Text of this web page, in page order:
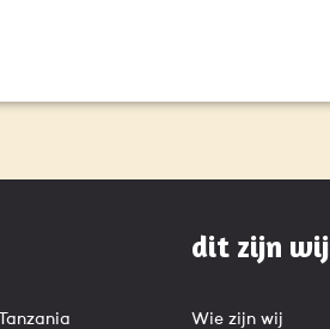
Tanzania
dit zijn wij
Wie zijn wij